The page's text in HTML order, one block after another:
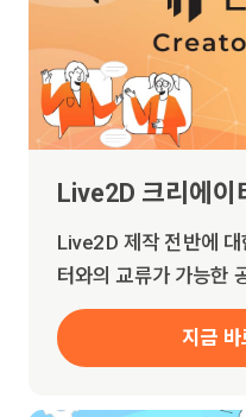
Live2D 크리에이
Live2D 제작 전반에 대
터와의 교류가 가능한
지금 바